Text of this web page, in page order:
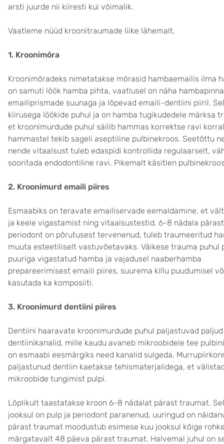
arsti juurde nii kiiresti kui võimalik.
Vaatleme nüüd kroonitraumade liike lähemalt.
1. Kroonimõra
Kroonimõradeks nimetatakse mõrasid hambaemailis ilma
on samuti löök hamba pihta, vaatlusel on näha
emailiprismade suunaga ja lõpevad emaili-dentiini piiril.
kiirusega löökide puhul ja on hamba tugikudedele märksa
et kroonimurdude puhul säilib hammas korrektse ravi
hammastel tekib sageli aseptiline pulbinekroos. Seetõttu
nende vitaalsust tuleb edaspidi kontrollida regulaarselt,
sooritada endodontiline ravi. Pikemalt käsitlen
2. Kroonimurd emaili piires
Esmaabiks on teravate emailiservade eemaldamine, et
ja keele vigastamist ning vitaalsustestid. 6-8 nädala
periodont on põrutusest tervenenud, tuleb traumeeritud
muuta esteetiliselt vastuvõetavaks. Väikese trauma puhul
puuriga vigastatud hamba ja vajadusel naaberhamba
prepareerimisest emaili piires, suurema killu puudumisel
kasutada ka komposiiti.
3. Kroonimurd dentiini piires
Dentiini haaravate kroonimurdude puhul paljastuvad paljud
dentiinikanalid, mille kaudu avaneb mikroobidele tee
on esmaabi eesmärgiks need kanalid sulgeda.
paljastunud dentiin kaetakse tehismaterjalidega, et
mikroobide tungimist pulpi.
Lõplikult taastatakse kroon 6-8 nädalat pärast traumat.
jooksul on pulp ja periodont paranenud, uuringud on
pärast traumat moodustub esimese kuu jooksul kõige
märgatavalt 48 päeva pärast traumat. Halvemal juhul on